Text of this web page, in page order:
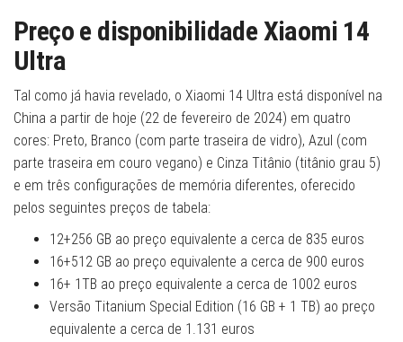
Preço e disponibilidade Xiaomi 14
Ultra
Tal como já havia revelado, o Xiaomi 14 Ultra está disponível na
China a partir de hoje (22 de fevereiro de 2024) em quatro
cores: Preto, Branco (com parte traseira de vidro), Azul (com
parte traseira em couro vegano) e Cinza Titânio (titânio grau 5)
e em três configurações de memória diferentes, oferecido
pelos seguintes preços de tabela:
12+256 GB ao preço equivalente a cerca de 835 euros
16+512 GB ao preço equivalente a cerca de 900 euros
16+ 1TB ao preço equivalente a cerca de 1002 euros
Versão Titanium Special Edition (16 GB + 1 TB) ao preço
equivalente a cerca de 1.131 euros